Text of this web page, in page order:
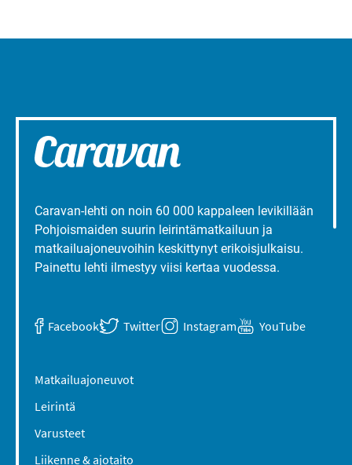
Caravan-lehti on noin 60 000 kappaleen levikillään
Pohjoismaiden suurin leirintämatkailuun ja
matkailuajoneuvoihin keskittynyt erikoisjulkaisu.
Painettu lehti ilmestyy viisi kertaa vuodessa.
Facebook Twitter Instagram YouTube
Matkailuajoneuvot
Leirintä
Varusteet
Liikenne & ajotaito